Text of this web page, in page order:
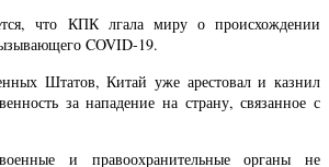
что КПК лгала миру о происхождении
COVID-19.
Штатов, Китай уже арестовал и казнил
за нападение на страну, связанное с
и правоохранительные органы не